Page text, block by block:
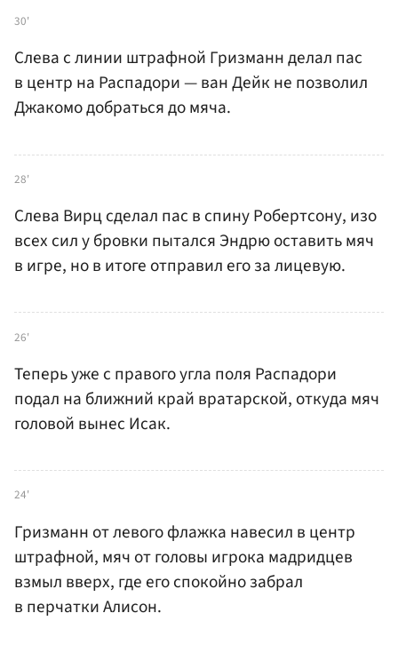
30'
Слева с линии штрафной Гризманн делал пас
в центр на Распадори — ван Дейк не позволил
Джакомо добраться до мяча.
28'
Слева Вирц сделал пас в спину Робертсону, изо
всех сил у бровки пытался Эндрю оставить мяч
в игре, но в итоге отправил его за лицевую.
26'
Теперь уже с правого угла поля Распадори
подал на ближний край вратарской, откуда мяч
головой вынес Исак.
24'
Гризманн от левого флажка навесил в центр
штрафной, мяч от головы игрока мадридцев
взмыл вверх, где его спокойно забрал
в перчатки Алисон.